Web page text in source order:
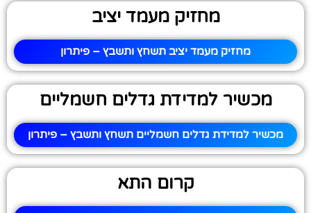
מחזיק מעמד יציב
מחזיק מעמד יציב תשחץ ותשבץ – פיתרון
מכשיר למדידת גדלים חשמליים
מכשיר למדידת גדלים חשמליים תשחץ ותשבץ – פיתרון
קרום התא